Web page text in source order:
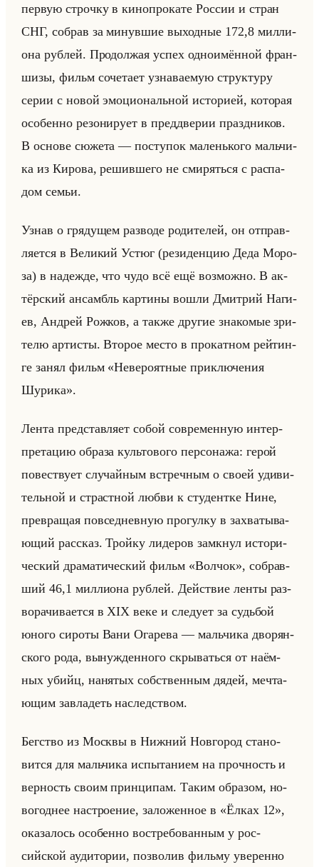
первую строч­ку в ки­но­про­ка­те Рос­сии и стран
СНГ, со­брав за ми­нув­шие вы­ход­ные 172,8 мил­ли­
она руб­лей. Про­дол­жая успех од­но­имён­ной фран­
ши­зы, фильм со­че­та­ет узна­ва­емую струк­ту­ру
серии с новой эмо­ци­ональной ис­то­ри­ей, ко­то­рая
осо­бен­но ре­зо­ни­ру­ет в пред­две­рии празд­ни­ков.
В ос­но­ве сю­же­та — по­сту­пок ма­ленько­го мальчи­
ка из Ки­ро­ва, ре­шив­ше­го не сми­ряться с рас­па­
дом семьи.
Узнав о гря­ду­щем раз­во­де ро­ди­те­лей, он от­прав­
ля­ет­ся в Ве­ли­кий Устюг (ре­зи­ден­цию Деда Мо­ро­
за) в на­деж­де, что чудо всё ещё воз­мож­но. В ак­
тёр­ский ан­самбль кар­ти­ны вошли Дмит­рий На­ги­
ев, Ан­дрей Рож­ков, а также дру­гие зна­ко­мые зри­
те­лю ар­ти­сты. Вто­рое место в про­кат­ном рейтин­
ге занял фильм «Невероятные приключения
Шурика».
Лента пред­став­ля­ет собой со­вре­мен­ную ин­тер­
пре­та­цию об­ра­за культо­во­го пер­со­на­жа: герой
по­вест­ву­ет слу­чайным встреч­ным о своей уди­ви­
тельной и страст­ной любви к сту­дент­ке Нине,
пре­вра­щая по­все­днев­ную про­гул­ку в за­хва­ты­ва­
ющий рас­сказ. Тройку ли­де­ров за­мкнул ис­то­ри­
че­ский дра­ма­ти­че­ский фильм «Волчок», со­брав­
ший 46,1 мил­ли­она руб­лей. Действие ленты раз­
во­ра­чи­ва­ет­ся в XIX веке и сле­ду­ет за судьбой
юного си­ро­ты Вани Ога­ре­ва — мальчи­ка дво­рян­
ско­го рода, вы­нуж­ден­но­го скры­ваться от на­ём­
ных убийц, на­ня­тых соб­ствен­ным дядей, меч­та­
ющим за­вла­деть на­след­ством.
Бег­ство из Моск­вы в Ниж­ний Нов­го­род ста­но­
вит­ся для мальчи­ка ис­пы­та­ни­ем на проч­ность и
вер­ность своим прин­ци­пам. Таким об­ра­зом, но­
во­год­нее на­стро­ение, за­ло­жен­ное в «Ёлках 12»,
ока­за­лось осо­бен­но вос­тре­бо­ван­ным у рос­
сийской ауди­то­рии, поз­во­лив фильму уве­рен­но